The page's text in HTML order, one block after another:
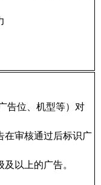
告位、机型等）对
在审核通过后标识广
以上的广告。